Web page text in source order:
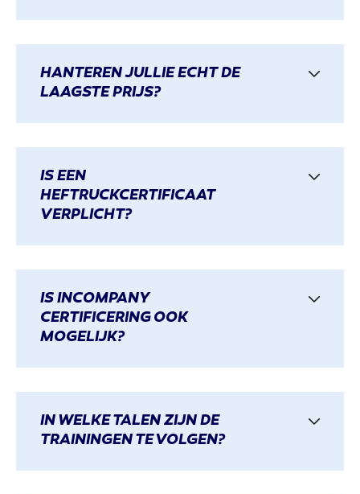
HANTEREN JULLIE ECHT DE
LAAGSTE PRIJS?
IS EEN
HEFTRUCKCERTIFICAAT
VERPLICHT?
IS INCOMPANY
CERTIFICERING OOK
MOGELIJK?
IN WELKE TALEN ZIJN DE
TRAININGEN TE VOLGEN?